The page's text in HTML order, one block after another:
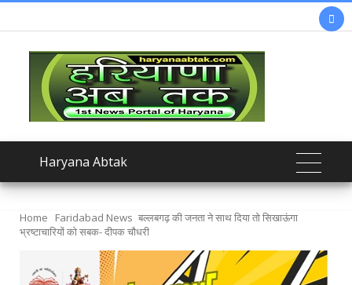

Haryana Abtak
Home Faridabad News बल्लबगढ़ की जनता ने साथ दिया तो सिखाऊंगा
भ्रष्टाचारियों को सबक- दीपक चौधरी